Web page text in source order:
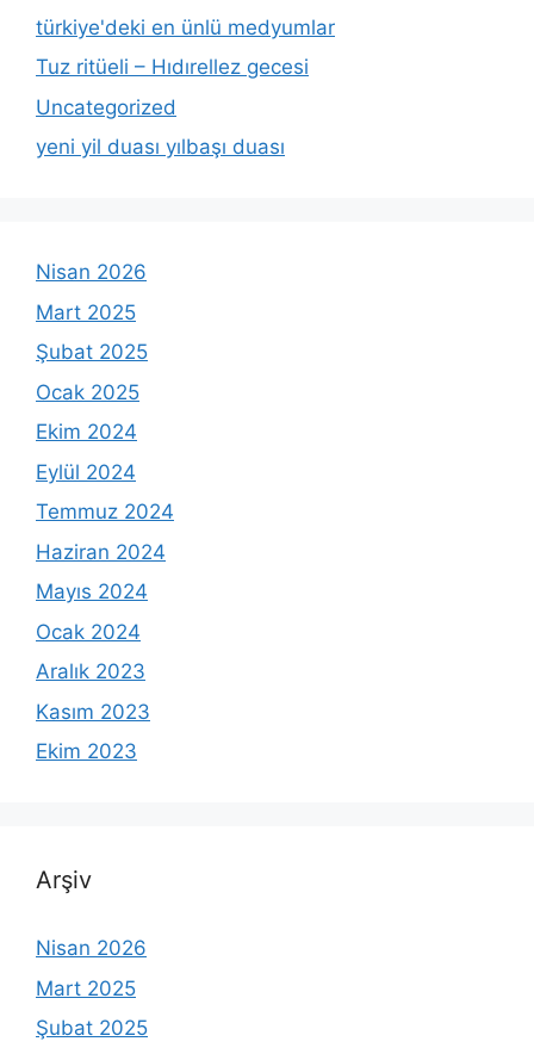
türkiye'deki en ünlü medyumlar
Tuz ritüeli – Hıdırellez gecesi
Uncategorized
yeni yil duası yılbaşı duası
Nisan 2026
Mart 2025
Şubat 2025
Ocak 2025
Ekim 2024
Eylül 2024
Temmuz 2024
Haziran 2024
Mayıs 2024
Ocak 2024
Aralık 2023
Kasım 2023
Ekim 2023
Arşiv
Nisan 2026
Mart 2025
Şubat 2025